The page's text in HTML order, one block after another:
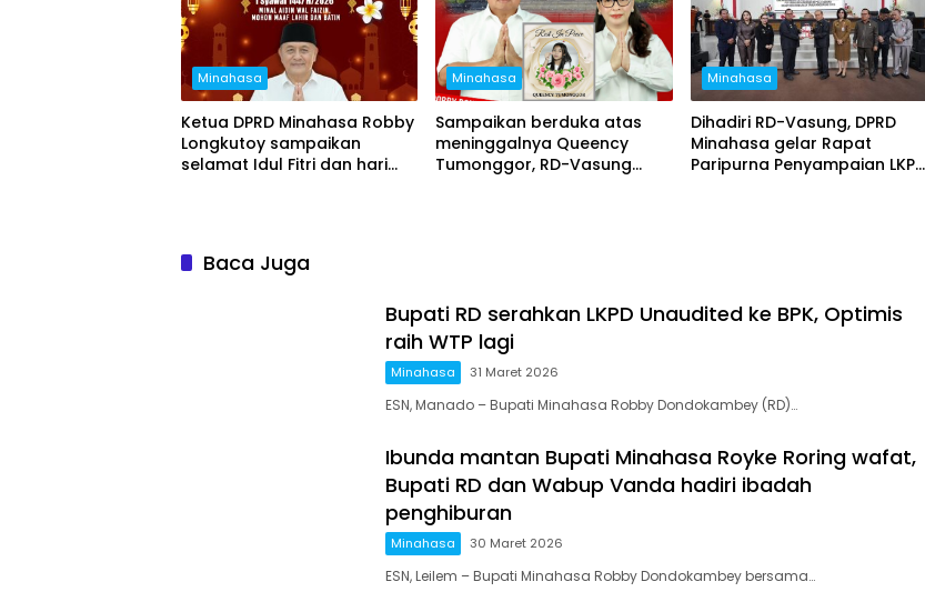
Minahasa
Ketua DPRD Minahasa Robby
Longkutoy sampaikan
selamat Idul Fitri dan hari
Minahasa
Sampaikan berduka atas
meninggalnya Queency
Tumonggor, RD-Vasung
Minahasa
Dihadiri RD-Vasung, DPRD
Minahasa gelar Rapat
Paripurna Penyampaian LKPJ
Baca Juga
Bupati RD serahkan LKPD Unaudited ke BPK, Optimis
raih WTP lagi
Minahasa 31 Maret 2026
ESN, Manado – Bupati Minahasa Robby Dondokambey (RD)…
Ibunda mantan Bupati Minahasa Royke Roring wafat,
Bupati RD dan Wabup Vanda hadiri ibadah
penghiburan
Minahasa 30 Maret 2026
ESN, Leilem – Bupati Minahasa Robby Dondokambey bersama…